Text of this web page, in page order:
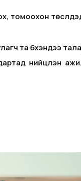
томоохон
та бүхэндээ
нийцүүлэн